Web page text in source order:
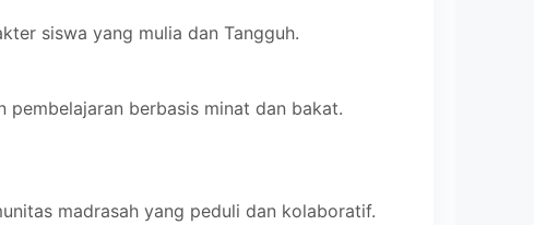
siswa yang mulia dan Tangguh.
pembelajaran berbasis minat dan bakat.
madrasah yang peduli dan kolaboratif.